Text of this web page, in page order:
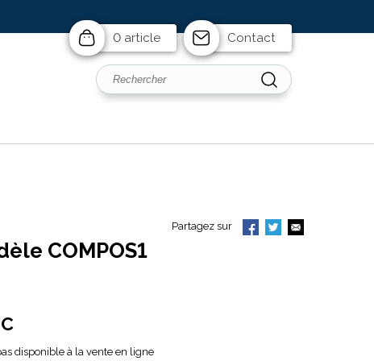
0 article Contact
Partagez sur
COMPOS1
disponible à la vente en ligne